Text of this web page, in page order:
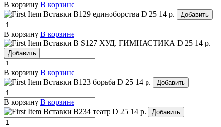
В корзину В корзине
Вставки B129 единоборства D 25 14 р. Добавить
В корзину В корзине
Вставки B S127 ХУД. ГИМНАСТИКА D 25 14 р.
Добавить
В корзину В корзине
Вставки B123 борьба D 25 14 р. Добавить
В корзину В корзине
Вставки B234 театр D 25 14 р. Добавить